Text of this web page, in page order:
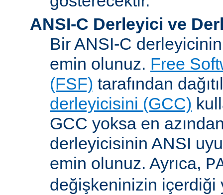
ANSI-C Derleyici ve
Bir ANSI-C
emin olunuz. Free
(FSF) tarafından
derleyicisini (GCC)
GCC yoksa en azından
derleyicisinin ANSI
emin olunuz. Ayrıca,
değişkeninizin